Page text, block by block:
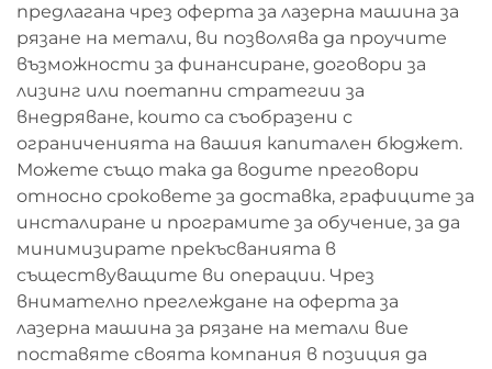
предлагана чрез оферта за лазерна машина за
рязане на метали, ви позволява да проучите
възможности за финансиране, договори за
лизинг или поетапни стратегии за
внедряване, които са съобразени с
ограниченията на вашия капитален бюджет.
Можете също така да водите преговори
относно сроковете за доставка, графиците за
инсталиране и програмите за обучение, за да
минимизирате прекъсванията в
съществуващите ви операции. Чрез
внимателно преглеждане на оферта за
лазерна машина за рязане на метали вие
поставяте своята компания в позиция да